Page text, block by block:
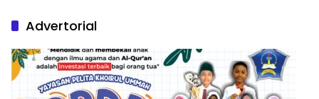
Advertorial